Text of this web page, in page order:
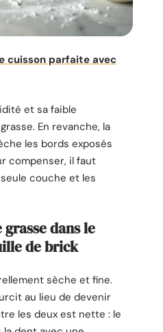
cuisson parfaite avec
et sa faible
En revanche, la
les bords exposés
compenser, il faut
couche et les
dans le
de brick
sèche et fine.
au lieu de devenir
les deux est nette : le